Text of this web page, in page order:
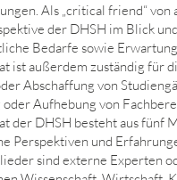
Als „critical friend“ von
der DHSH im Blick
Bedarfe sowie
ist außerdem zuständig für
Abschaffung von
Aufhebung von
der DHSH besteht aus fünf
Perspektiven und
sind externe Experten